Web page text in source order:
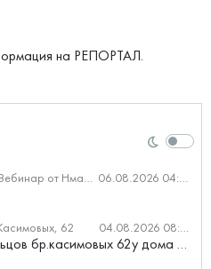
на РЕПОРТАЛ.
Гость 7370, 12.03.2020 Вебинар от Нмаркет.ПРО: «Актуальное об ипотеке: что нужно знать» 06.08.2026 04:00
62 04.08.2026 08:34
На сайте форум жильцов бр.касимовых 62у дома растут красивые...